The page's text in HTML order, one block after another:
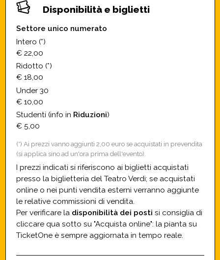
Disponibilità e biglietti
Settore unico numerato
Intero (*)
€ 22,00
Ridotto (*)
€ 18,00
Under 30
€ 10,00
Studenti (info in Riduzioni)
€ 5,00
(*) Ai prezzi vanno aggiunti 2,00 euro se acquistati in prevendita
(si applica sino ad un'ora prima dell'evento).
I prezzi indicati si riferiscono ai biglietti acquistati
presso la biglietteria del Teatro Verdi; se acquistati
online o nei punti vendita esterni verranno aggiunte
le relative commissioni di vendita.
Per verificare la disponibilità dei posti si consiglia di
cliccare qua sotto su "Acquista online": la pianta su
TicketOne è sempre aggiornata in tempo reale.